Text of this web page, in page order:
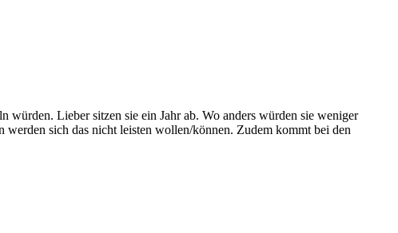
würden. Lieber sitzen sie ein Jahr ab. Wo anders würden sie weniger
werden sich das nicht leisten wollen/können. Zudem kommt bei den